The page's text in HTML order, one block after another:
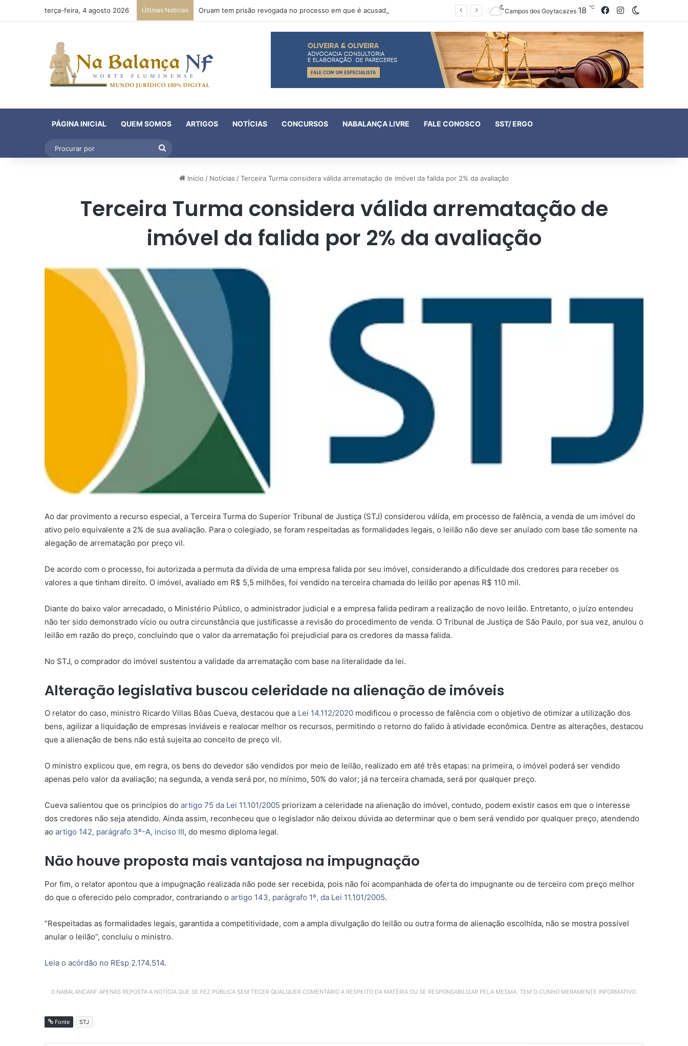
terça-feira, 4 agosto 2026 Últimas Notícias Campos dos Goytacazes 18 ℃ FacebookInstagram
PÁGINA INICIAL QUEM SOMOS ARTIGOS NOTÍCIAS CONCURSOS NABALANÇA LIVRE FALE CONOSCO SST/ ERGO
Início / Notícias /Terceira Turma considera válida arrematação de imóvel da falida por 2% da avaliação
Terceira Turma considera válida arrematação de
imóvel da falida por 2% da avaliação
Ao dar provimento a recurso especial, a Terceira Turma do Superior Tribunal de Justiça (STJ) considerou válida, em processo de falência, a venda de um imóvel do
ativo pelo equivalente a 2% de sua avaliação. Para o colegiado, se foram respeitadas as formalidades legais, o leilão não deve ser anulado com base tão somente na
alegação de arrematação por preço vil.
De acordo com o processo, foi autorizada a permuta da dívida de uma empresa falida por seu imóvel, considerando a dificuldade dos credores para receber os
valores a que tinham direito. O imóvel, avaliado em R$ 5,5 milhões, foi vendido na terceira chamada do leilão por apenas R$ 110 mil.
Diante do baixo valor arrecadado, o Ministério Público, o administrador judicial e a empresa falida pediram a realização de novo leilão. Entretanto, o juízo entendeu
não ter sido demonstrado vício ou outra circunstância que justificasse a revisão do procedimento de venda. O Tribunal de Justiça de São Paulo, por sua vez, anulou o
leilão em razão do preço, concluindo que o valor da arrematação foi prejudicial para os credores da massa falida.
No STJ, o comprador do imóvel sustentou a validade da arrematação com base na literalidade da lei.
Alteração legislativa buscou celeridade na alienação de imóveis
O relator do caso, ministro Ricardo Villas Bôas Cueva, destacou que a Lei 14.112/2020 modificou o processo de falência com o objetivo de otimizar a utilização dos
bens, agilizar a liquidação de empresas inviáveis e realocar melhor os recursos, permitindo o retorno do falido à atividade econômica. Dentre as alterações, destacou
que a alienação de bens não está sujeita ao conceito de preço vil.
O ministro explicou que, em regra, os bens do devedor são vendidos por meio de leilão, realizado em até três etapas: na primeira, o imóvel poderá ser vendido
apenas pelo valor da avaliação; na segunda, a venda será por, no mínimo, 50% do valor; já na terceira chamada, será por qualquer preço.
Cueva salientou que os princípios do artigo 75 da Lei 11.101/2005 priorizam a celeridade na alienação do imóvel, contudo, podem existir casos em que o interesse
dos credores não seja atendido. Ainda assim, reconheceu que o legislador não deixou dúvida ao determinar que o bem será vendido por qualquer preço, atendendo
ao artigo 142, parágrafo 3º-A, inciso III, do mesmo diploma legal.
Não houve proposta mais vantajosa na impugnação
Por fim, o relator apontou que a impugnação realizada não pode ser recebida, pois não foi acompanhada de oferta do impugnante ou de terceiro com preço melhor
do que o oferecido pelo comprador, contrariando o artigo 143, parágrafo 1º, da Lei 11.101/2005.
“Respeitadas as formalidades legais, garantida a competitividade, com a ampla divulgação do leilão ou outra forma de alienação escolhida, não se mostra possível
anular o leilão”, concluiu o ministro.
Leia o acórdão no REsp 2.174.514.
O NABALANCANF APENAS REPOSTA A NOTÍCIA QUE SE FEZ PÚBLICA SEM TECER QUALQUER COMENTÁRIO A RESPEITO DA MATÉRIA OU SE RESPONSABILIZAR PELA MESMA. TEM O CUNHO MERAMENTE INFORMATIVO.
Fonte STJ